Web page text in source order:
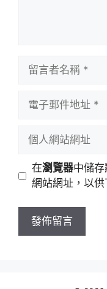
址
站
址
在瀏覽器中儲存
網站網址，以供